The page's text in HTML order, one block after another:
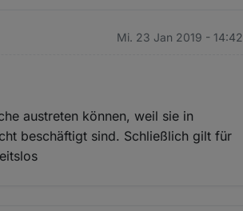
Mi. 23 Jan 2019 - 14:42
austreten können, weil sie in
beschäftigt sind. Schließlich gilt für